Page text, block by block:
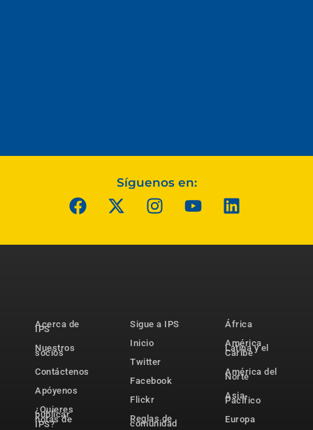
Síguenos en:
Acerca de
IPS
Nuestros
socios
Contáctenos
Apóyenos
¿Quieres
publicar
notas de
IPS?
Sigue a IPS
Inicio
Twitter
Facebook
Flickr
Reglas de
comunidad
África
América
Latina y el
Caribe
América del
Norte
Asia-
Pacífico
Europa